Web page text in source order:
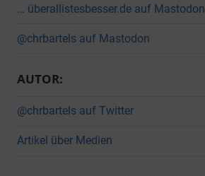
… überallistesbesser.de auf Mastodon
@chrbartels auf Mastodon
AUTOR:
@chrbartels auf Twitter
Artikel über Medien